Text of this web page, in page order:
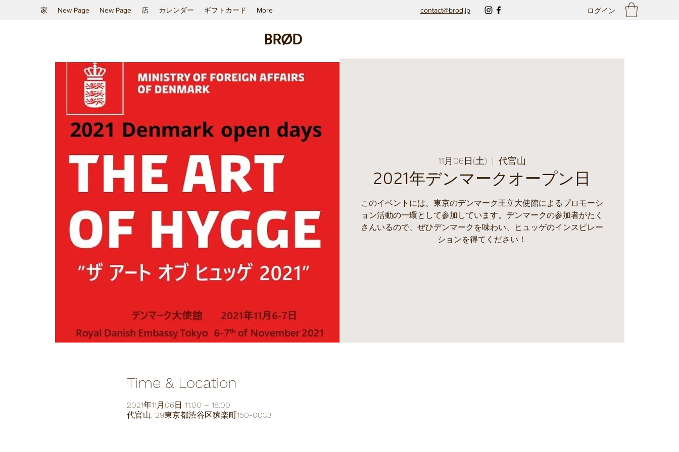
家 New Page New Page 店 カレンダー ギフトカード More
BRØD
contact@brod.jp ログイン
11月06日(土)
  |
代官山
2021年デンマークオープン日
このイベントには、東京のデンマーク王立大使館によるプロモーシ
ョン活動の一環として参加しています。デンマークの参加者がたく
さんいるので、ぜひデンマークを味わい、ヒュッゲのインスピレー
ションを得てください！
Time & Location
2021年11月06日 11:00 – 18:00
代官山, 29東京都渋谷区猿楽町150-0033